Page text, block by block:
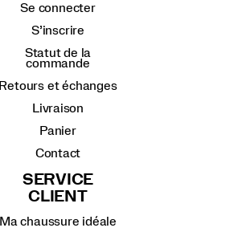
Se connecter
S’inscrire
Statut de la
commande
Retours et échanges
Livraison
Panier
Contact
SERVICE
CLIENT
Ma chaussure idéale